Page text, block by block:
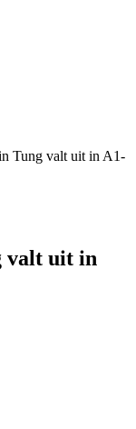
Tung valt uit in A1-
valt uit in